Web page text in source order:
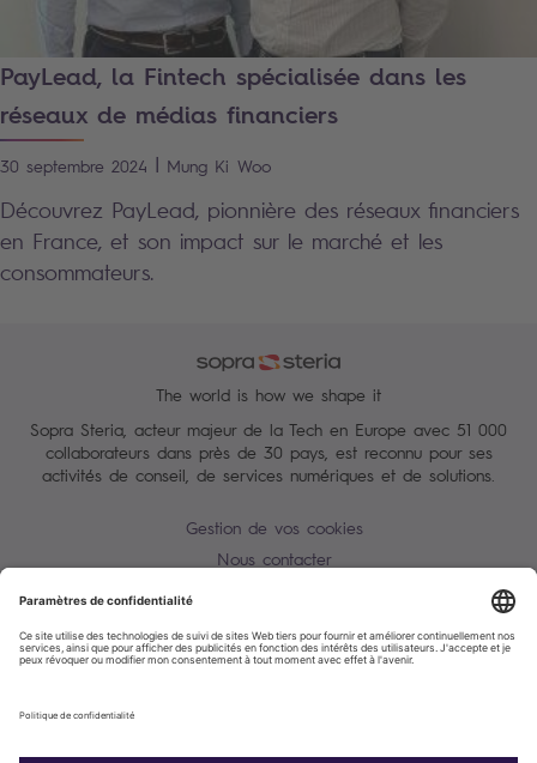
PayLead, la Fintech spécialisée dans les
réseaux de médias financiers
30 septembre 2024 | Mung Ki Woo
Découvrez PayLead, pionnière des réseaux financiers
en France, et son impact sur le marché et les
consommateurs.
The world is how we shape it
Sopra Steria, acteur majeur de la Tech en Europe avec 51 000
collaborateurs dans près de 30 pays, est reconnu pour ses
activités de conseil, de services numériques et de solutions.
Gestion de vos cookies
Nous contacter
Alerte Tentative d'escroquerie / usurpation d'identité
Accessibilité : partiellement conforme